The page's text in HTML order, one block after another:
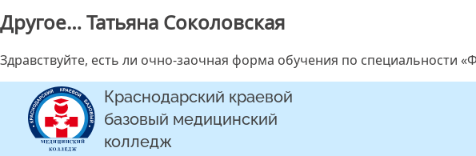
Другое… Татьяна Соколовская
Здравствуйте, есть ли очно-заочная форма обучения по специальности
Краснодарский краевой
базовый медицинский
колледж